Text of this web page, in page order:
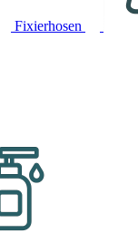
Fixierhosen